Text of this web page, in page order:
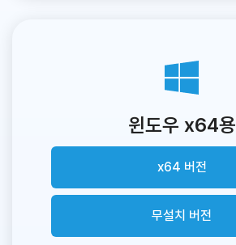
윈도우 x64용
x64 버전
무설치 버전